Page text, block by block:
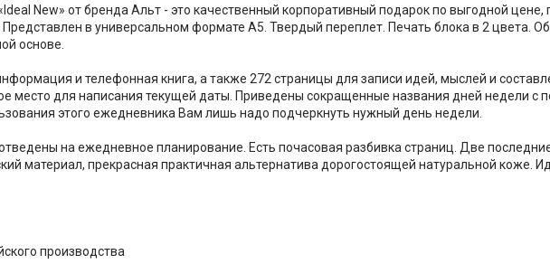
New» от бренда Альт - это качественный корпоративный подарок по выгодной цене,
в универсальном формате А5. Твердый переплет. Печать блока в 2 цвета.
основе.
и телефонная книга, а также 272 страницы для записи идей, мыслей и
место для написания текущей даты. Приведены сокращенные названия дней недели с
этого ежедневника Вам лишь надо подчеркнуть нужный день недели.
на ежедневное планирование. Есть почасовая разбивка страниц. Две
материал, прекрасная практичная альтернатива дорогостоящей натуральной коже.
производства